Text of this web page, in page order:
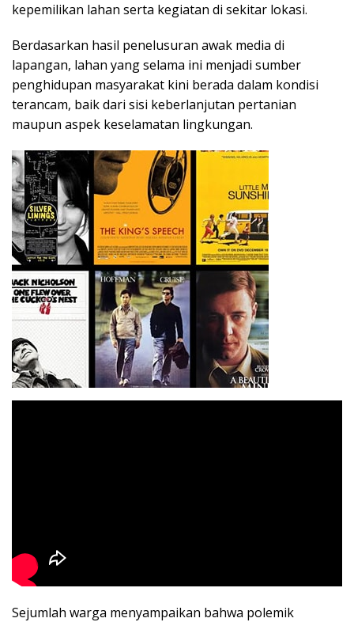
kepemilikan lahan serta kegiatan di sekitar lokasi.
Berdasarkan hasil penelusuran awak media di
lapangan, lahan yang selama ini menjadi sumber
penghidupan masyarakat kini berada dalam kondisi
terancam, baik dari sisi keberlanjutan pertanian
maupun aspek keselamatan lingkungan.
Sejumlah warga menyampaikan bahwa polemik